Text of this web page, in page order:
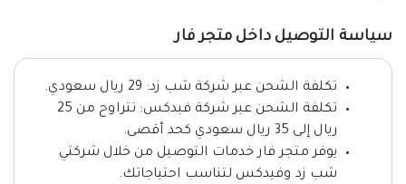
سياسة التوصيل داخل متجر فار
تكلفة الشحن عبر شركة شب زد: 29 ريال سعودي.
تكلفة الشحن عبر شركة فيدكس: تتراوح من 25
ريال إلى 35 ريال سعودي كحد أقصى.
يوفر متجر فار خدمات التوصيل من خلال شركتي
شب زد وفيدكس لتناسب احتياجاتك.